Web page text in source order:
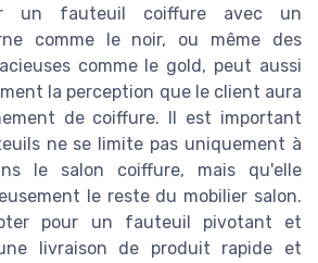
un fauteuil coiffure avec un
comme le noir, ou même des
comme le gold, peut aussi
la perception que le client aura
de coiffure. Il est important
ne se limite pas uniquement à
le salon coiffure, mais qu'elle
le reste du mobilier salon.
pour un fauteuil pivotant et
livraison de produit rapide et